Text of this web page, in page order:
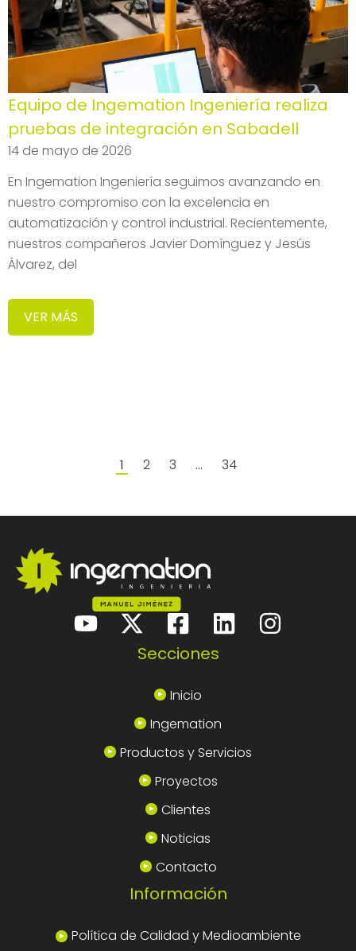
Equipo de Ingemation Ingeniería realiza
pruebas de integración en Sabadell
14 de mayo de 2026
En Ingemation Ingeniería seguimos avanzando en
nuestro compromiso con la excelencia en
automatización y control industrial. Recientemente,
nuestros compañeros Javier Domínguez y Jesús
Álvarez, del
VER MÁS
1 2 3 … 34
Secciones
Inicio
Ingemation
Productos y Servicios
Proyectos
Clientes
Noticias
Contacto
Información
Política de Calidad y Medioambiente